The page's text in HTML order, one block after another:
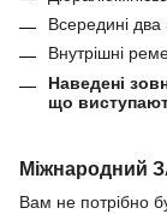
Всередині два
Внутрішні
Наведені
що
Міжнародний
Вам не потрібно